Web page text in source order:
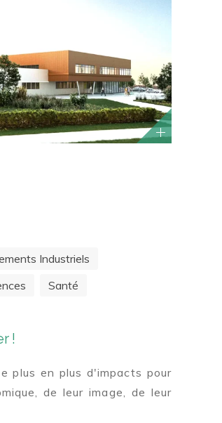
Industriels
Santé
!
plus en plus d'impacts pour
de leur image, de leur